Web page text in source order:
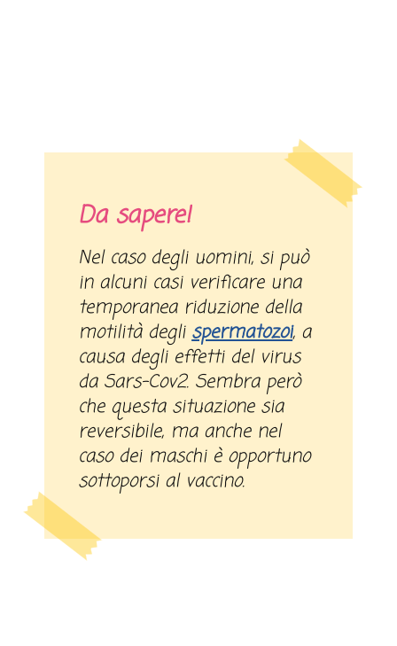
Da sapere!
Nel caso degli uomini, si può
in alcuni casi verificare una
temporanea riduzione della
motilità deglispermatozoi, a
causa degli effetti del virus
da Sars-Cov2. Sembra però
che questa situazione sia
reversibile, ma anche nel
caso dei maschi è opportuno
sottoporsi al vaccino.